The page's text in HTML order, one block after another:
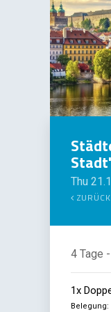
Thu
4 Tage
1x